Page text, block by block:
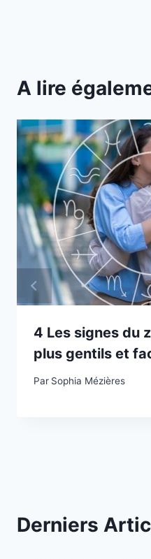
A lire
4 Les signes du
plus gentils et
Par Sophia Mézières
Derniers